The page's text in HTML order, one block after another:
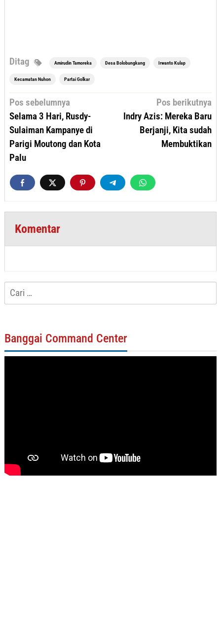
Ditag Amirudin Tamoreka Desa Bolobungkang Irwanto Kulap
Kecamatan Nuhon Partai Golkar
Navigasi
Pos sebelumnya
Selama 3 Hari, Rusdy-
Sulaiman Kampanye di
Parigi Moutong dan Kota
Palu
Pos berikutnya
Indry Azis: Mereka Baru
Berjanji, Kita sudah
Membuktikan
Komentar
Cari
untuk:
Banggai Command Center